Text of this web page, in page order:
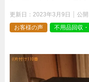
更新日： 2023年3月9日 公開
お客様の声
不用品回収